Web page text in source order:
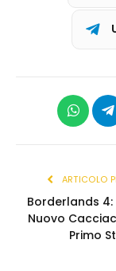
ARTICOLO
Borderlands 4:
Nuovo
Primo